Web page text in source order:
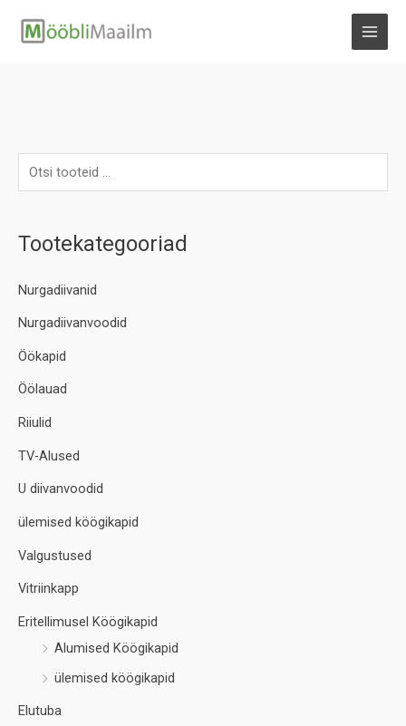
Tootekategooriad
Nurgadiivanid
Nurgadiivanvoodid
Öökapid
Öölauad
Riiulid
TV-Alused
U diivanvoodid
ülemised köögikapid
Valgustused
Vitriinkapp
Eritellimusel Köögikapid
Alumised Köögikapid
ülemised köögikapid
Elutuba